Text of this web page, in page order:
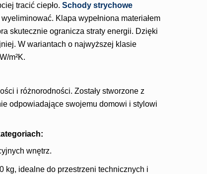
tracić ciepło.Schody strychowe
Klapa wypełniona materiałem
skutecznie ogranicza straty energii. Dzięki
W wariantach o najwyższej klasie
m²K.
i różnorodności. Zostały stworzone z
odpowiadające swojemu domowi i stylowi
wnętrz.
kg, idealne do przestrzeni technicznych i